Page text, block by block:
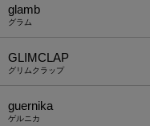
glamb
グラム
GLIMCLAP
グリムクラップ
guernika
ゲルニカ